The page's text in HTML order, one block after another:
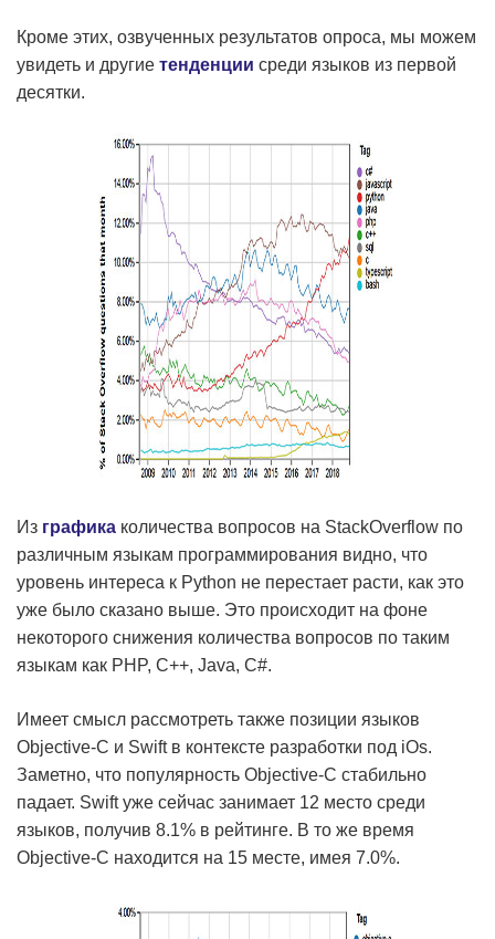
Кроме этих, озвученных результатов опроса, мы можем
увидеть и другие тенденции среди языков из первой
десятки.
Из графика количества вопросов на StackOverflow по
различным языкам программирования видно, что
уровень интереса к Python не перестает расти, как это
уже было сказано выше. Это происходит на фоне
некоторого снижения количества вопросов по таким
языкам как PHP, C++, Java, C#.
Имеет смысл рассмотреть также позиции языков
Objective-C и Swift в контексте разработки под iOs.
Заметно, что популярность Objective-C стабильно
падает. Swift уже сейчас занимает 12 место среди
языков, получив 8.1% в рейтинге. В то же время
Objective-C находится на 15 месте, имея 7.0%.